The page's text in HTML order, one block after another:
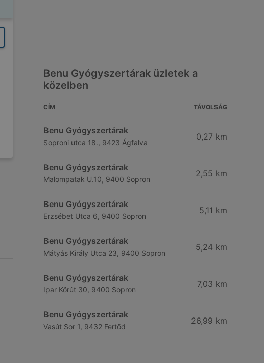
Benu Gyógyszertárak üzletek a
közelben
CÍM TÁVOLSÁG
Benu Gyógyszertárak
Soproni utca 18., 9423 Ágfalva
0,27 km
Benu Gyógyszertárak
Malompatak U.10, 9400 Sopron
2,55 km
Benu Gyógyszertárak
Erzsébet Utca 6, 9400 Sopron
5,11 km
Benu Gyógyszertárak
Mátyás Király Utca 23, 9400 Sopron
5,24 km
Benu Gyógyszertárak
Ipar Körút 30, 9400 Sopron
7,03 km
Benu Gyógyszertárak
Vasút Sor 1, 9432 Fertőd
26,99 km